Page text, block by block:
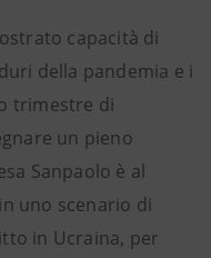
capacità di
della pandemia e i
trimestre di
un pieno
Sanpaolo è al
uno scenario di
in Ucraina, per